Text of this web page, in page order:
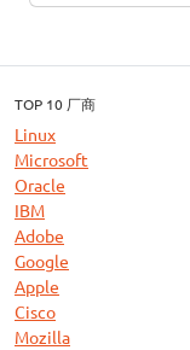
TOP 10 厂商
Linux
Microsoft
Oracle
IBM
Adobe
Google
Apple
Cisco
Mozilla